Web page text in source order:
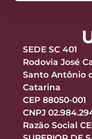
SEDE SC 401
Rodovia José
Santo Antônio
Catarina
CEP 88050-001
CNPJ
Razão Social